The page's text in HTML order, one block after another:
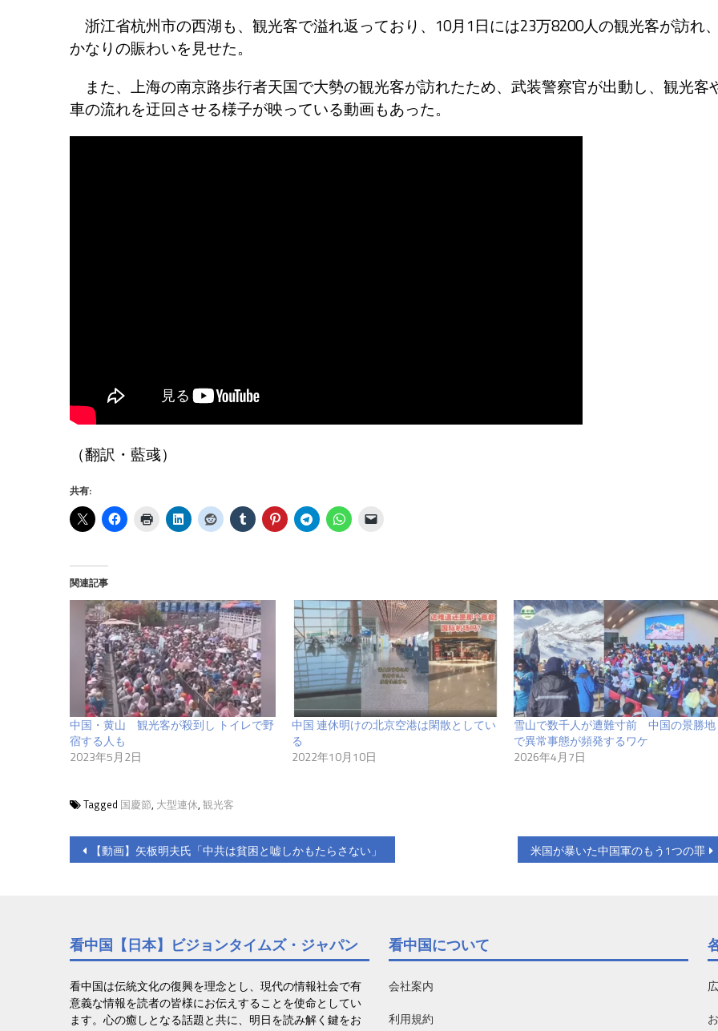
浙江省杭州市の西湖も、観光客で溢れ返っており、10月1日には23万8200人の観光客が訪れ、
かなりの賑わいを見せた。
また、上海の南京路歩行者天国で大勢の観光客が訪れたため、武装警察官が出動し、観光客
車の流れを迂回させる様子が映っている動画もあった。
（翻訳・藍彧）
共有:
関連記事
中国・黄山 観光客が殺到し トイレで野
宿する人も
2023年5月2日
中国 連休明けの北京空港は閑散としてい
る
2022年10月10日
雪山で数千人が遭難寸前 中国の景勝地
で異常事態が頻発するワケ
2026年4月7日
Tagged 国慶節, 大型連休, 観光客
投
ビ
ゲ
ー
シ
【動画】矢板明夫氏「中共は貧困と嘘しかもたらさない」 米国が暴いた中国軍のもう1つの罪
看中国【日本】ビジョンタイムズ・ジャパン
看中国は伝統文化の復興を理念とし、現代の情報社会で有
意義な情報を読者の皆様にお伝えすることを使命としてい
ます。心の癒しとなる話題と共に、明日を読み解く鍵をお
看中国について
会社案内
利用規約